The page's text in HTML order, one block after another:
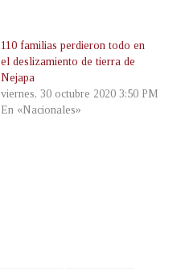
110 familias perdieron todo en
el deslizamiento de tierra de
Nejapa
viernes, 30 octubre 2020 3:50 PM
En «Nacionales»